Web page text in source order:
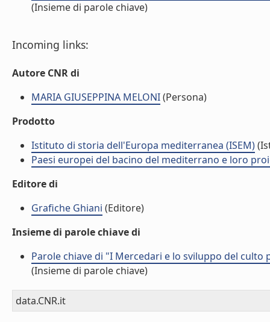
(Insieme di parole chiave)
Incoming links:
Autore CNR di
MARIA GIUSEPPINA MELONI(Persona)
Prodotto
Istituto di storia dell'Europa mediterranea (ISEM)
Paesi europei del bacino del mediterrano e loro
Editore di
Grafiche Ghiani (Editore)
Insieme di parole chiave di
Parole chiave di "I Mercedari e lo sviluppo del
(Insieme di parole chiave)
data.CNR.it